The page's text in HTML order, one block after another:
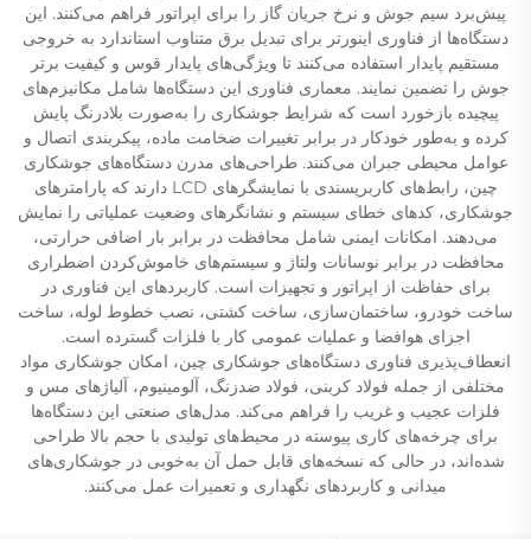
پیش‌برد سیم جوش و نرخ جریان گاز را برای اپراتور فراهم می‌کنند. این
دستگاه‌ها از فناوری اینورتر برای تبدیل برق متناوب استاندارد به خروجی
مستقیم پایدار استفاده می‌کنند تا ویژگی‌های پایدار قوس و کیفیت برتر
جوش را تضمین نمایند. معماری فناوری این دستگاه‌ها شامل مکانیزم‌های
پیچیده بازخورد است که شرایط جوشکاری را به‌صورت بلادرنگ پایش
کرده و به‌طور خودکار در برابر تغییرات ضخامت ماده، پیکربندی اتصال و
عوامل محیطی جبران می‌کنند. طراحی‌های مدرن دستگاه‌های جوشکاری
چین، رابط‌های کاربرپسندی با نمایشگرهای LCD دارند که پارامترهای
جوشکاری، کدهای خطای سیستم و نشانگرهای وضعیت عملیاتی را نمایش
می‌دهند. امکانات ایمنی شامل محافظت در برابر بار اضافی حرارتی،
محافظت در برابر نوسانات ولتاژ و سیستم‌های خاموش‌کردن اضطراری
برای حفاظت از اپراتور و تجهیزات است. کاربردهای این فناوری در
ساخت خودرو، ساختمان‌سازی، ساخت کشتی، نصب خطوط لوله، ساخت
اجزای هوافضا و عملیات عمومی کار با فلزات گسترده است.
انعطاف‌پذیری فناوری دستگاه‌های جوشکاری چین، امکان جوشکاری مواد
مختلفی از جمله فولاد کربنی، فولاد ضدزنگ، آلومینیوم، آلیاژهای مس و
فلزات عجیب و غریب را فراهم می‌کند. مدل‌های صنعتی این دستگاه‌ها
برای چرخه‌های کاری پیوسته در محیط‌های تولیدی با حجم بالا طراحی
شده‌اند، در حالی که نسخه‌های قابل حمل آن به‌خوبی در جوشکاری‌های
میدانی و کاربردهای نگهداری و تعمیرات عمل می‌کنند.